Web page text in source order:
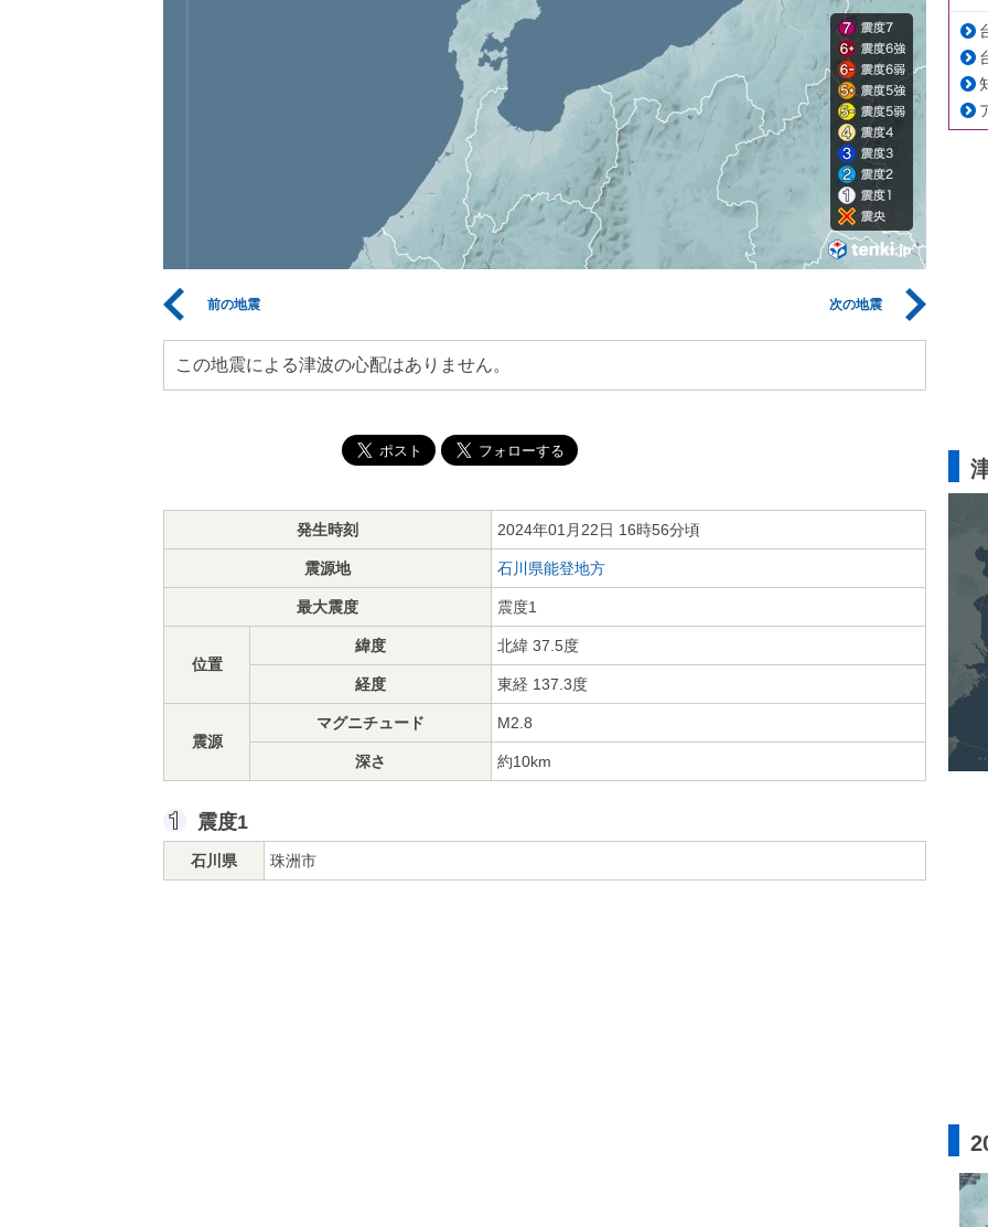
前の地震 次の地震
この地震による津波の心配はありません。
発生時刻 2024年01月22日 16時56分頃
震源地 石川県能登地方
最大震度 震度1
位置
緯度 北緯 37.5度
経度 東経 137.3度
震源
マグニチュード M2.8
深さ 約10km
震度1
石川県 珠洲市